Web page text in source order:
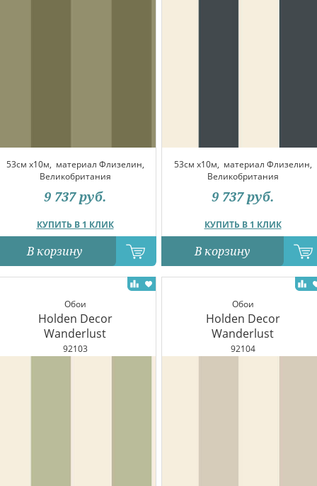
53см x10м, материал Флизелин,
Великобритания
КУПИТЬ В 1 КЛИК
9 737 руб.
В корзину
53см x10м, материал Флизелин,
Великобритания
КУПИТЬ В 1 КЛИК
9 737 руб.
В корзину
Обои
Holden Decor
Wanderlust
92103
Обои
Holden Decor
Wanderlust
92104